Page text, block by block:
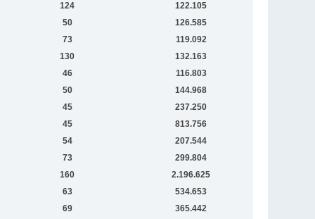
124
122.105
50
126.585
73
119.092
130
132.163
46
116.803
50
144.968
45
237.250
45
813.756
54
207.544
73
299.804
160
2.196.625
63
534.653
69
365.442